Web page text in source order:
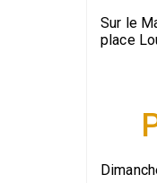
Sur le
place